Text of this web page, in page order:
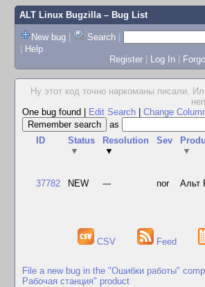
ALT Linux Bugzilla– Bug List
New bug | Search |
| Help
Register | Log In |
Ну этот код точно наркоманы писали.
One bug found
Edit Search Change
as
ID
Status
▼
Resolution
▼
Sev
▼
37782 NEW --- nor Альт
CSV Feed
File a new bug in the "Ошибки работы"
Рабочая станция" product